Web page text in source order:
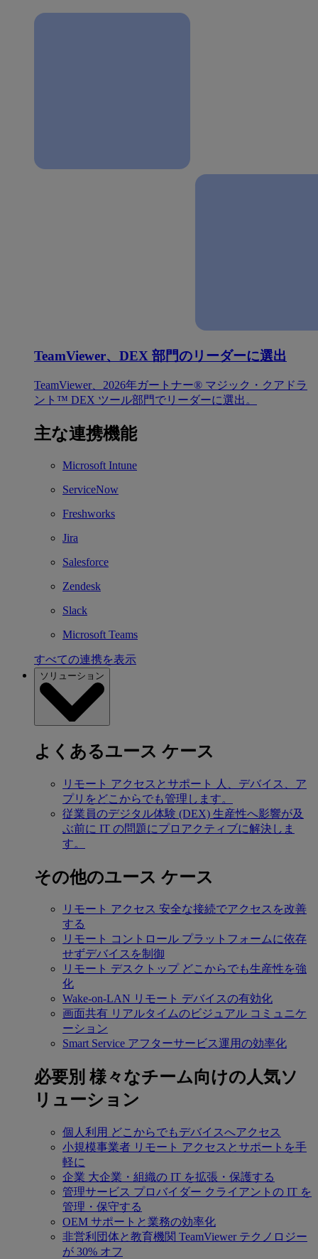
TeamViewer、DEX 部門のリーダーに選出
TeamViewer、2026年ガートナー® マジック・クアドラ
ント™ DEX ツール部門でリーダーに選出。
主な連携機能
Microsoft Intune
ServiceNow
Freshworks
Jira
Salesforce
Zendesk
Slack
Microsoft Teams
すべての連携を表示
ソリューション
よくあるユース ケース
リモート アクセスとサポート
人、デバイス、ア
プリをどこからでも管理します。
従業員のデジタル体験 (DEX) 生産性へ影響が及
ぶ前に IT の問題にプロアクティブに解決しま
す。
その他のユース ケース
リモート アクセス 安全な接続でアクセスを改善
する
リモート コントロール プラットフォームに依存
せずデバイスを制御
リモート デスクトップ どこからでも生産性を強
化
Wake-on-LAN リモート デバイスの有効化
画面共有 リアルタイムのビジュアル コミュニケ
ーション
Smart Service アフターサービス運用の効率化
必要別 様々なチーム向けの人気ソ
リューション
個人利用 どこからでもデバイスへアクセス
小規模事業者 リモート アクセスとサポートを手
軽に
企業 大企業・組織の IT を拡張・保護する
管理サービス プロバイダー クライアントの IT を
管理・保守する
OEM サポートと業務の効率化
非営利団体と教育機関 TeamViewer テクノロジー
が 30% オフ